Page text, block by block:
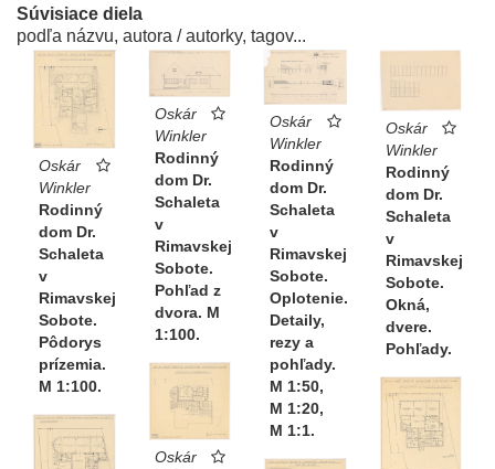
Súvisiace diela
podľa názvu, autora / autorky, tagov...
Oskár
Winkler
Rodinný
dom Dr.
Schaleta
v
Rimavskej
Sobote.
Pôdorys
prízemia.
M 1:100.
Oskár
Winkler
Rodinný
dom Dr.
Schaleta
v
Rimavskej
Sobote.
Pohľad z
dvora. M
1:100.
Oskár
Winkler
Rodinný
dom Dr.
Schaleta
v
Rimavskej
Sobote.
Oplotenie.
Detaily,
rezy a
pohľady.
M 1:50,
M 1:20,
M 1:1.
Oskár
Winkler
Rodinný
dom Dr.
Schaleta
v
Rimavskej
Sobote.
Okná,
dvere.
Pohľady.
Oskár